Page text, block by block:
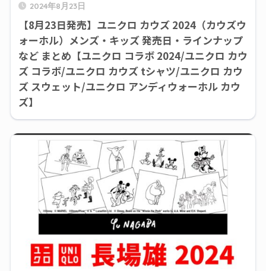
2024年8月23日
【8月23日発売】ユニクロ カウズ 2024（カウズウ
ォーホル）メンズ・キッズ 発売日・ラインナップ
など まとめ【ユニクロ コラボ 2024/ユニクロ カウ
ズ コラボ/ユニクロ カウズ tシャツ/ユニクロ カウ
ズ スウェット/ユニクロ アンディウォーホル カウ
ズ】